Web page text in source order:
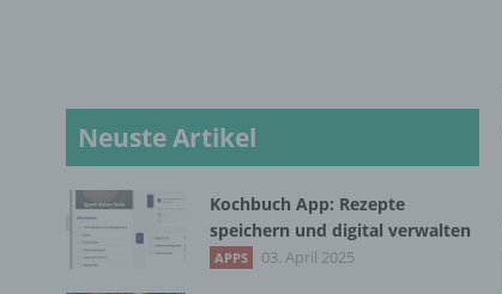
Neuste Artikel
Kochbuch App: Rezepte
speichern und digital verwalten
APPS 03. April 2025